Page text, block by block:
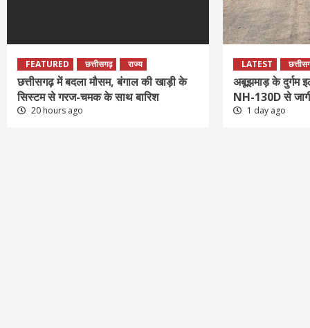
FEATURED छत्तीसगढ़ राज्य
छत्तीसगढ़ में बदला मौसम, बंगाल की खाड़ी के
सिस्टम से गरज-चमक के साथ बारिश
20 hours ago
LATEST
अबूझमाड़ के दुर्गम
NH-130D से
1 day ago